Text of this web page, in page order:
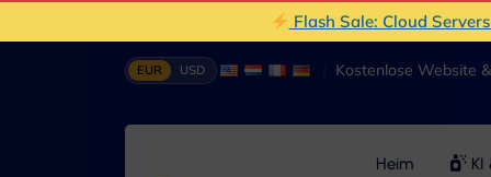
Flash Sale: Cloud
EUR USD Kostenlose Website
Heim KI